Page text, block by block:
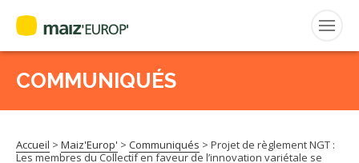
Rechercher
:
MAIZ’EUROP’
COMMUNIQUÉS
Accueil > Maiz'Europ' > Communiqués > Projet de règlement NGT :
Les membres du Collectif en faveur de l’innovation variétale se